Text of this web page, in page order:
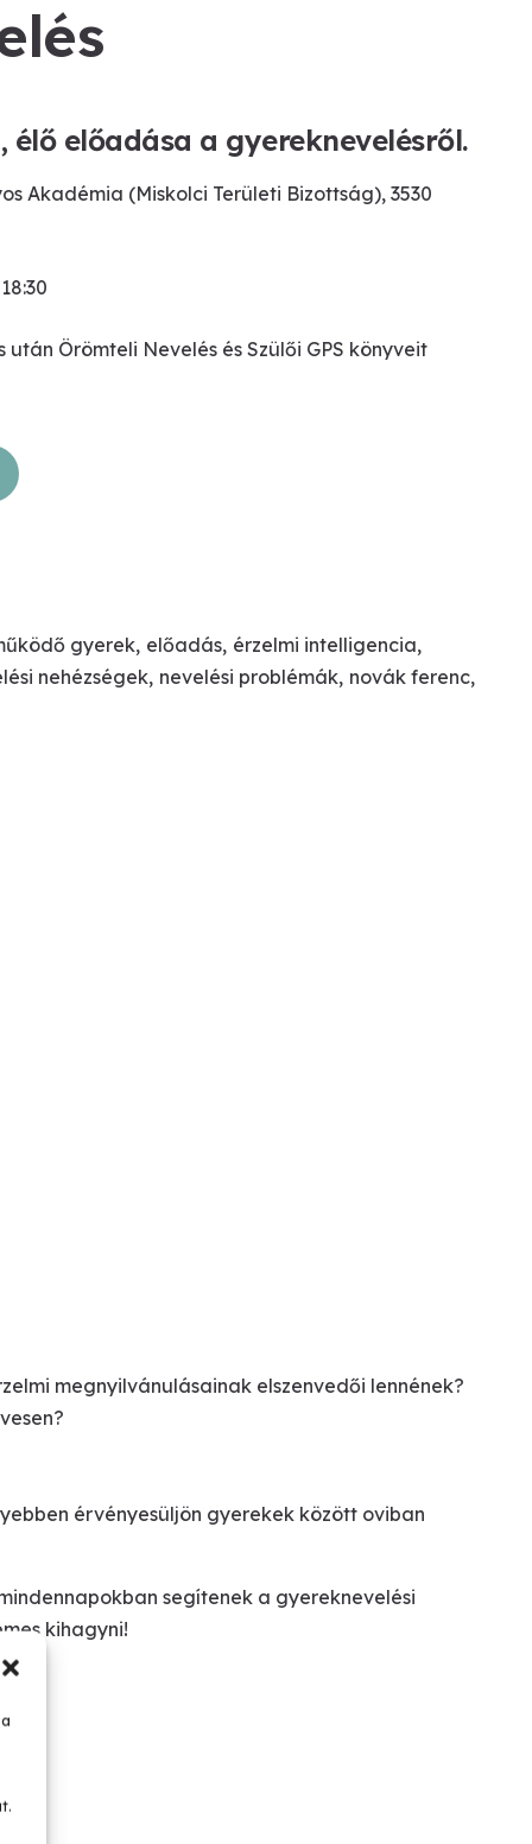
élő előadása a gyereknevelésről.
Akadémia (Miskolci Területi Bizottság), 3530
Örömteli Nevelés és Szülői GPS könyveit
gyerek, előadás, érzelmi intelligencia,
nehézségek, nevelési problémák, novák ferenc,
megnyilvánulásainak elszenvedői lennének?
érvényesüljön gyerekek között oviban
segítenek a gyereknevelési
kihagyni!